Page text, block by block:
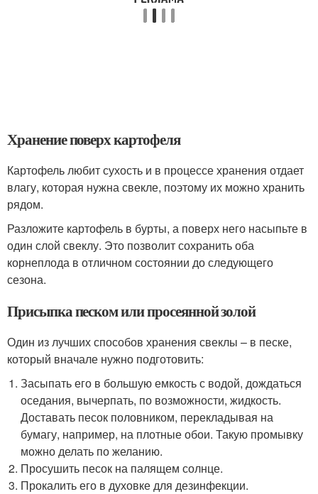
Хранение поверх картофеля
Картофель любит сухость и в процессе хранения отдает
влагу, которая нужна свекле, поэтому их можно хранить
рядом.
Разложите картофель в бурты, а поверх него насыпьте в
один слой свеклу. Это позволит сохранить оба
корнеплода в отличном состоянии до следующего
сезона.
Присыпка песком или просеянной золой
Один из лучших способов хранения свеклы – в песке,
который вначале нужно подготовить:
Засыпать его в большую емкость с водой, дождаться
оседания, вычерпать, по возможности, жидкость.
Доставать песок половником, перекладывая на
бумагу, например, на плотные обои. Такую промывку
можно делать по желанию.
Просушить песок на палящем солнце.
Прокалить его в духовке для дезинфекции.